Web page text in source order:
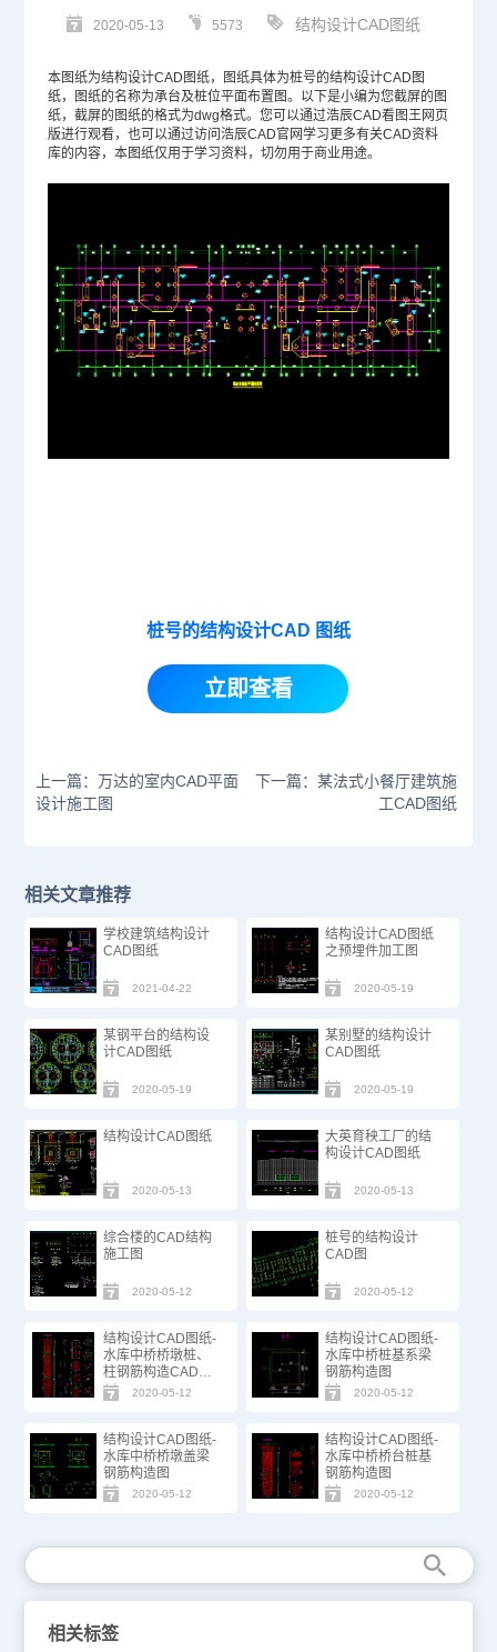
2020-05-13 5573 结构设计CAD图纸
本图纸为结构设计CAD图纸，图纸具体为桩号的结构设计CAD 图
纸，图纸的名称为承台及桩位平面布置图。以下是小编为您截屏的图
纸，截屏的图纸的格式为dwg格式。您可以通过浩辰CAD看图王网页
版进行观看，也可以通过访问浩辰CAD官网学习更多有关CAD资料
库的内容，本图纸仅用于学习资料，切勿用于商业用途。
桩号的结构设计CAD 图纸
立即查看
上一篇：万达的室内CAD平面
设计施工图
下一篇：某法式小餐厅建筑施
工CAD图纸
相关文章推荐
学校建筑结构设计
CAD图纸
2021-04-22
结构设计CAD图纸
之预埋件加工图
2020-05-19
某钢平台的结构设
计CAD图纸
2020-05-19
某别墅的结构设计
CAD图纸
2020-05-19
结构设计CAD图纸
2020-05-13
大英育秧工厂的结
构设计CAD图纸
2020-05-13
综合楼的CAD结构
施工图
2020-05-12
桩号的结构设计
CAD图
2020-05-12
结构设计CAD图纸-
水库中桥桥墩桩、
柱钢筋构造CAD图
纸
2020-05-12
结构设计CAD图纸-
水库中桥桩基系梁
钢筋构造图
2020-05-12
结构设计CAD图纸-
水库中桥桥墩盖梁
钢筋构造图
2020-05-12
结构设计CAD图纸-
水库中桥桥台桩基
钢筋构造图
2020-05-12
相关标签